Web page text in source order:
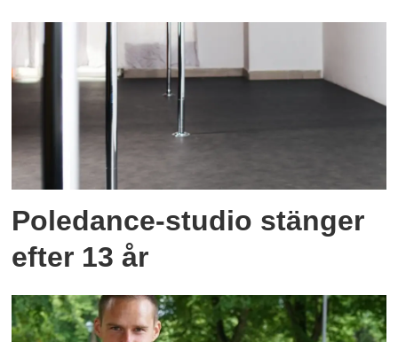
Poledance-studio stänger
efter 13 år